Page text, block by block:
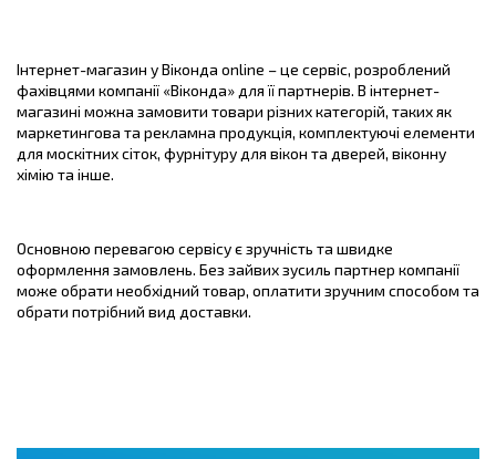
Інтернет-магазин у Віконда online – це сервіс, розроблений
фахівцями компанії «Віконда» для її партнерів. В інтернет-
магазині можна замовити товари різних категорій, таких як
маркетингова та рекламна продукція, комплектуючі елементи
для москітних сіток, фурнітуру для вікон та дверей, віконну
хімію та інше.
Основною перевагою сервісу є зручність та швидке
оформлення замовлень. Без зайвих зусиль партнер компанії
може обрати необхідний товар, оплатити зручним способом та
обрати потрібний вид доставки.